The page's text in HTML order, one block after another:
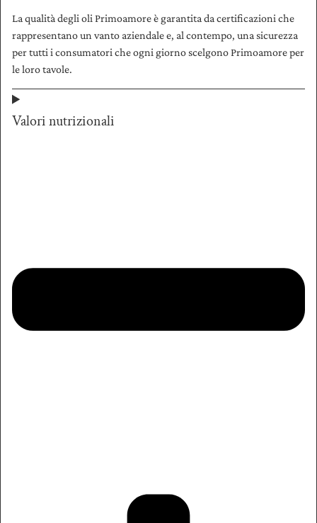
La qualità degli oli Primoamore è garantita da certificazioni che
rappresentano un vanto aziendale e, al contempo, una sicurezza
per tutti i consumatori che ogni giorno scelgono Primoamore per
le loro tavole.
Valori nutrizionali